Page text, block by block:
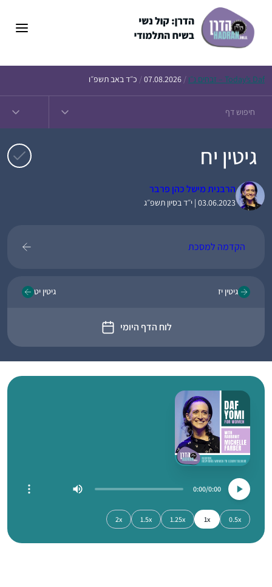
Today’s Daf – זבחים נ״ו /
07.08.2026
/ כ״ד באב תשפ״ו
גיטין יח
הרבנית מישל כהן פרבר
03.06.2023 | י״ד בסיון תשפ״ג
הקדמה למסכת
גיטין יז
לוח הדף היומי
גיטין יט
0:00
0:00
0.5x
1x
1.25x
1.5x
2x